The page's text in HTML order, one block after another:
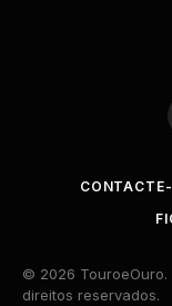
© 2026 TouroeOuro.
direitos reservados.